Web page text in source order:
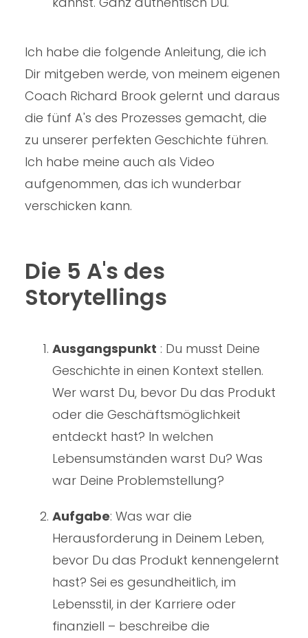
Ich habe die folgende Anleitung, die ich
Dir mitgeben werde, von meinem eigenen
Coach Richard Brook gelernt und daraus
die fünf A's des Prozesses gemacht, die
zu unserer perfekten Geschichte führen.
Ich habe meine auch als Video
aufgenommen, das ich wunderbar
verschicken kann.
Die 5 A's des
Storytellings
Ausgangspunkt : Du musst Deine
Geschichte in einen Kontext stellen.
Wer warst Du, bevor Du das Produkt
oder die Geschäftsmöglichkeit
entdeckt hast? In welchen
Lebensumständen warst Du? Was
war Deine Problemstellung?
Aufgabe: Was war die
Herausforderung in Deinem Leben,
bevor Du das Produkt kennengelernt
hast? Sei es gesundheitlich, im
Lebensstil, in der Karriere oder
finanziell – beschreibe die